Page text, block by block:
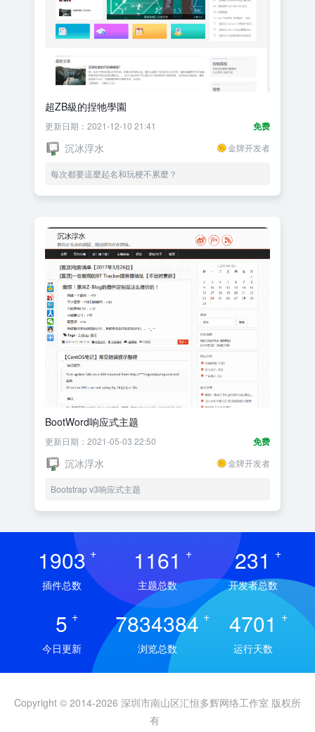
超ZB級的捏牠學園
免费
更新日期：2021-12-10 21:41
沉冰浮水 金牌开发者
每次都要這麼起名和玩梗不累麼？
BootWord响应式主题
免费
更新日期：2021-05-03 22:50
沉冰浮水 金牌开发者
Bootstrap v3响应式主题
1903 +
插件总数
1161 +
主题总数
231 +
开发者总数
5 +
今日更新
7834384 +
浏览总数
4701 +
运行天数
Copyright © 2014-2026 深圳市南山区汇恒多辉网络工作室 版权所
有